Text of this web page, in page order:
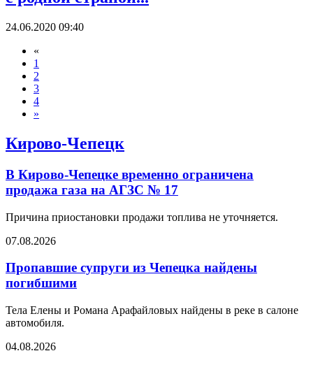
24.06.2020 09:40
«
1
2
3
4
»
Кирово-Чепецк
В Кирово-Чепецке временно ограничена
продажа газа на АГЗС № 17
Причина приостановки продажи топлива не уточняется.
07.08.2026
Пропавшие супруги из Чепецка найдены
погибшими
Тела Елены и Романа Арафайловых найдены в реке в салоне
автомобиля.
04.08.2026